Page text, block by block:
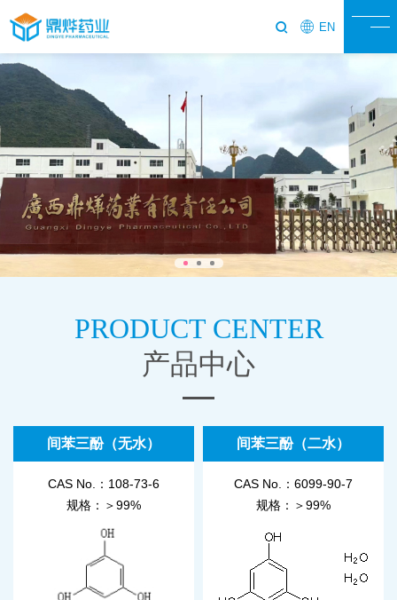
EN
PRODUCT CENTER
产品中心
间苯三酚（无水）
CAS No.：108-73-6
规格：＞99%
间苯三酚（二水）
CAS No.：6099-90-7
规格：＞99%